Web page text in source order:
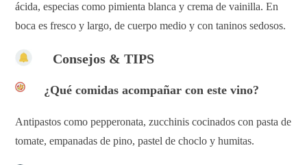
ácida, especias como pimienta blanca y crema de vainilla. En
boca es fresco y largo, de cuerpo medio y con taninos sedosos.
Consejos & TIPS
¿Qué comidas acompañar con este vino?
Antipastos como pepperonata, zucchinis cocinados con pasta de
tomate, empanadas de pino, pastel de choclo y humitas.